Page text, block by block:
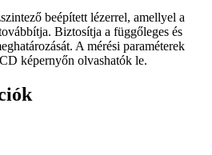
beépített lézerrel, amellyel a
Biztosítja a függőleges és
A mérési paraméterek
képernyőn olvashatók le.